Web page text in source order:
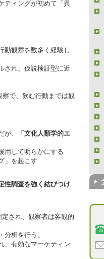
ティングが初めて「異
動観察を数多く経験し
され、仮説検証型に近
察で、飲む行動までは観
、
「文化人類学的エ
用して明らかにする
」を起こす
性調査を強く結びつけ
され、観察者は客観的
析を行う。
、有効なマーケティン